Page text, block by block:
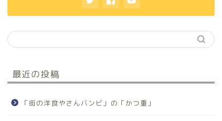
最近の投稿
「街の洋食やさんバンビ」の「かつ重」